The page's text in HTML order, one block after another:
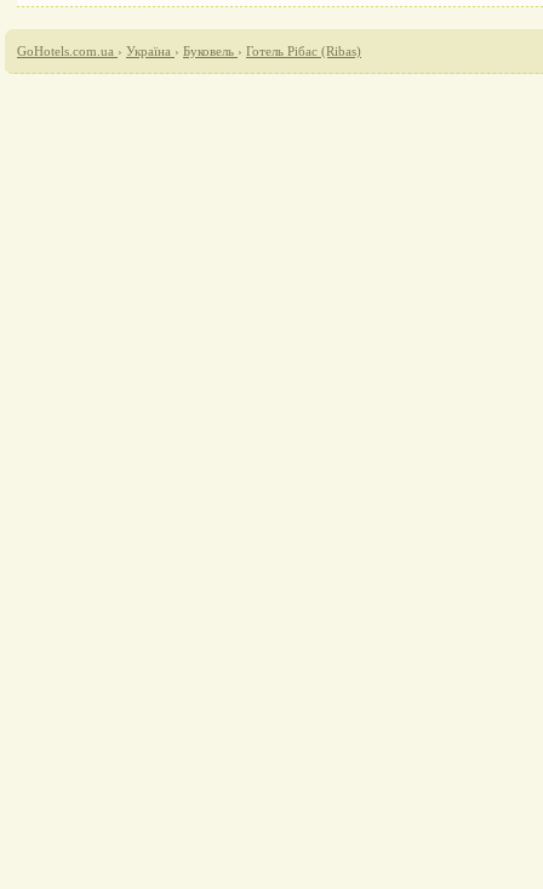
GoHotels.com.ua › Україна › Буковель › Готель Рібас (Ribas)